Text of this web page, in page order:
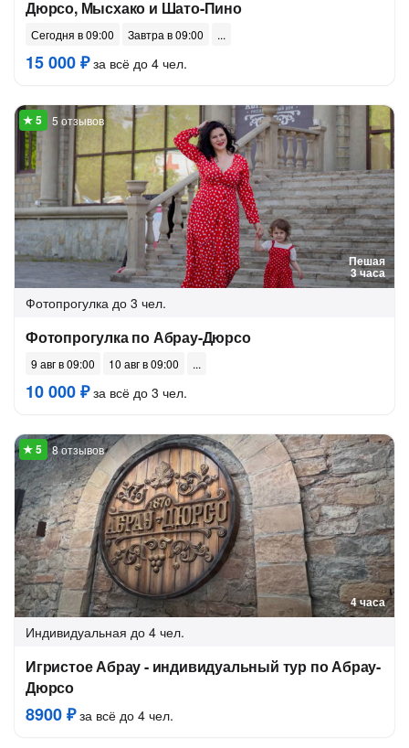
Дюрсо, Мысхако и Шато-Пино
Сегодня в 09:00 Завтра в 09:00
15 000 ₽за всё до 4 чел.
Пешая
3 часа
5 отзывов
Фотопрогулка до 3 чел.
Фотопрогулка по Абрау-Дюрсо
9 авг в 09:00 10 авг в 09:00
10 000 ₽за всё до 3 чел.
4 часа
8 отзывов
Индивидуальная до 4 чел.
Игристое Абрау - индивидуальный тур по Абрау-
Дюрсо
8900 ₽за всё до 4 чел.